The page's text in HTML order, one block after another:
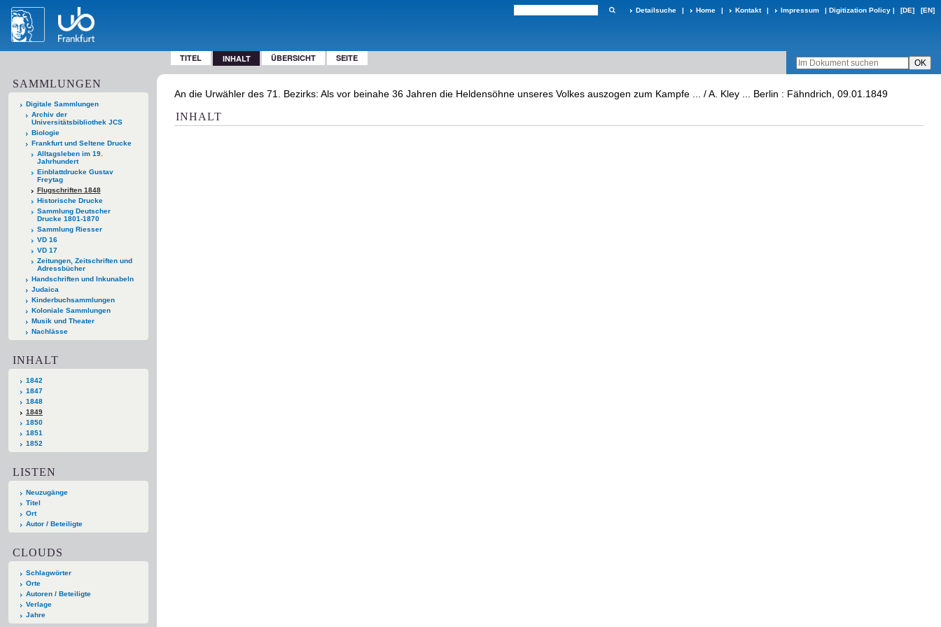
Detailsuche | Home | Kontakt | Impressum | Digitization Policy | [DE] [EN]
TITEL INHALT ÜBERSICHT SEITE
SAMMLUNGEN
Digitale Sammlungen
Archiv der
Universitätsbibliothek JCS
Biologie
Frankfurt und Seltene Drucke
Alltagsleben im 19.
Jahrhundert
Einblattdrucke Gustav
Freytag
Flugschriften 1848
Historische Drucke
Sammlung Deutscher
Drucke 1801-1870
Sammlung Riesser
VD 16
VD 17
Zeitungen, Zeitschriften und
Adressbücher
Handschriften und Inkunabeln
Judaica
Kinderbuchsammlungen
Koloniale Sammlungen
Musik und Theater
Nachlässe
INHALT
1842
1847
1848
1849
1850
1851
1852
LISTEN
Neuzugänge
Titel
Ort
Autor / Beteiligte
CLOUDS
Schlagwörter
Orte
Autoren / Beteiligte
Verlage
Jahre
An die Urwähler des 71. Bezirks: Als vor beinahe 36 Jahren die Heldensöhne unseres Volkes auszogen zum Kampfe ... / A. Kley ... Berlin : Fähndrich, 09.01.1849
INHALT